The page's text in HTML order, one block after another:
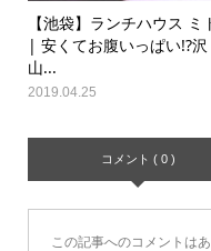
【池袋】ランチハウス ミ
| 安くてお腹いっぱい!?沢
山...
2019.04.25
コメント ( 0 )
この記事へのコメントはあ